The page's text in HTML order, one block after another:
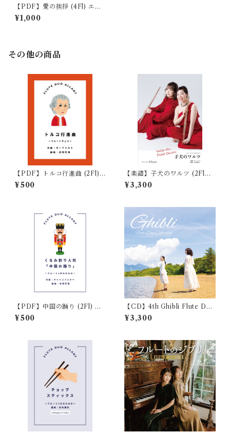
【PDF】愛の挨拶 (4Fl) エル
ガー作曲 / 編曲:岩崎花保
¥1,000
その他の商品
【PDF】トルコ行進曲 (2Fl)
モーツァルト作曲 / 編曲:岩崎
花保
¥500
【楽譜】子犬のワルツ (2Fl＋
Pf) ショパン作曲 / 編曲:中迫
酒菜
¥3,300
【PDF】中国の踊り (2Fl) く
るみ割り人形
¥500
【CD】4th Ghibli Flute Duo
Collectionジブリフルートデ
ュオコレクション
¥3,300